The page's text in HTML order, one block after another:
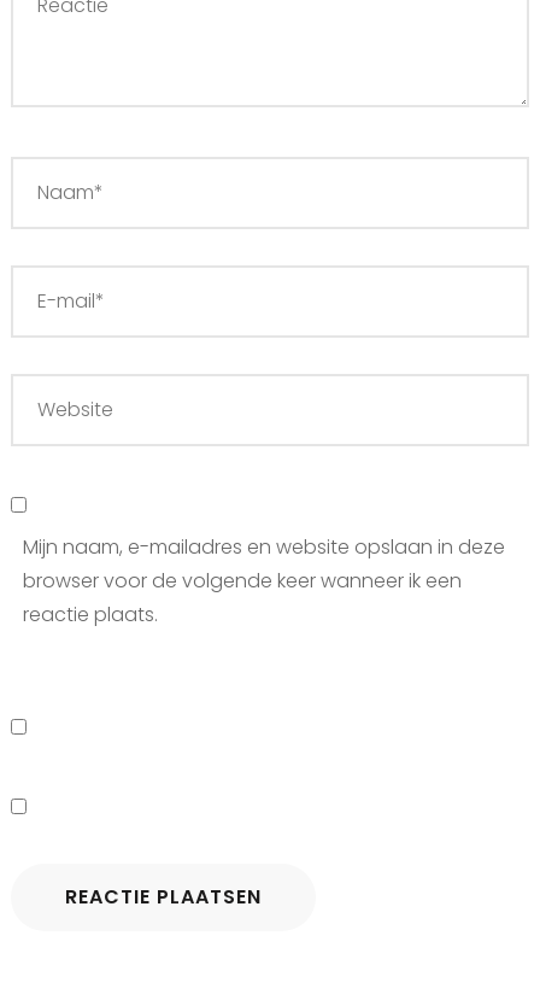
Mijn naam, e-mailadres en website opslaan in deze
browser voor de volgende keer wanneer ik een
reactie plaats.